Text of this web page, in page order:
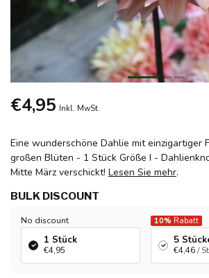
€4,95 Inkl. MwSt.
Eine wunderschöne Dahlie mit einzigartiger
großen Blüten - 1 Stück Größe I -
Mitte März verschickt! Lesen Sie mehr.
BULK DISCOUNT
No discount
1 Stück
€4,95
10% Rabatt
5
€4,46/